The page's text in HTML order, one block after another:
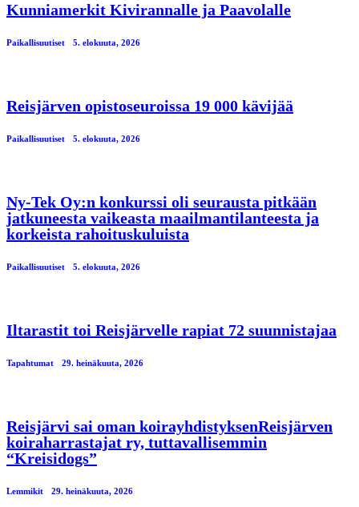
Kunniamerkit Kivirannalle ja Paavolalle
Paikallisuutiset 5. elokuuta, 2026
Reisjärven opistoseuroissa 19 000 kävijää
Paikallisuutiset 5. elokuuta, 2026
Ny-Tek Oy:n konkurssi oli seurausta pitkään
jatkuneesta vaikeasta maailmantilanteesta ja
korkeista rahoituskuluista
Paikallisuutiset 5. elokuuta, 2026
Iltarastit toi Reisjärvelle rapiat 72 suunnistajaa
Tapahtumat 29. heinäkuuta, 2026
Reisjärvi sai oman koirayhdistyksenReisjärven
koiraharrastajat ry, tuttavallisemmin
“Kreisidogs”
Lemmikit 29. heinäkuuta, 2026